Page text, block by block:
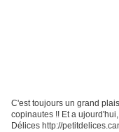
C'est toujours un grand
copinautes !! Et a
Délices http://